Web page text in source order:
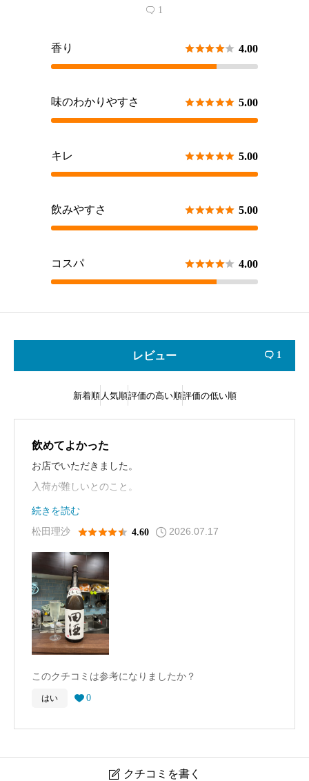
 1
香り  4.00
味のわかりやすさ  5.00
キレ  5.00
飲みやすさ  5.00
コスパ  4.00
レビュー  1
新着順 人気順評価の高い順評価の低い順
飲めてよかった
お店でいただきました。
入荷が難しいとのこと。
日本酒ってこんなにおいしいの？と誰もが思うはず。
また飲みたいです。
続きを読む
松田理沙  4.60 2026.07.17
このクチコミは参考になりましたか？
はい  0
 クチコミを書く